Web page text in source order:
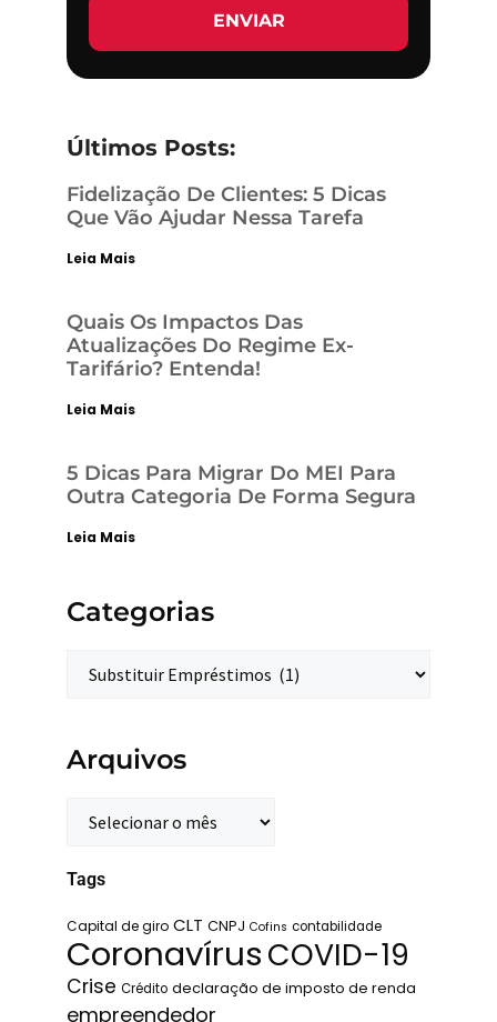
ENVIAR
Últimos Posts:
Fidelização De Clientes: 5 Dicas
Que Vão Ajudar Nessa Tarefa
Leia Mais
Quais Os Impactos Das
Atualizações Do Regime Ex-
Tarifário? Entenda!
Leia Mais
5 Dicas Para Migrar Do MEI Para
Outra Categoria De Forma Segura
Leia Mais
Categorias
Arquivos
Tags
Capital de giro CLT CNPJ Cofins contabilidade
CoronavírusCOVID-19
Crise Crédito declaração de imposto de renda
empreendedor